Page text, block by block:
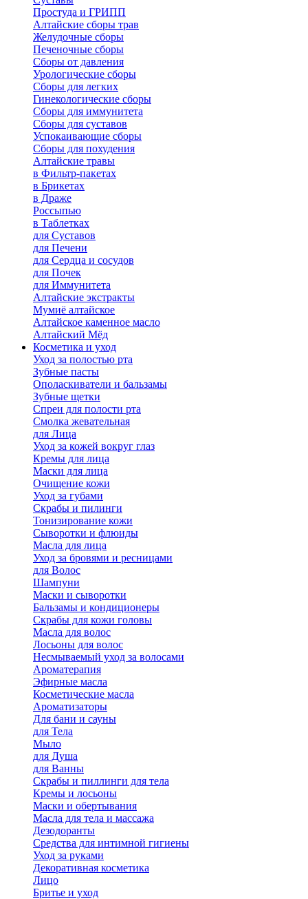
Простуда и ГРИПП
Алтайские сборы трав
Желудочные сборы
Печеночные сборы
Сборы от давления
Урологические сборы
Сборы для легких
Гинекологические сборы
Сборы для иммунитета
Сборы для суставов
Успокаивающие сборы
Сборы для похудения
Алтайские травы
в Фильтр-пакетах
в Брикетах
в Драже
Россыпью
в Таблетках
для Cуставов
для Печени
для Сердца и сосудов
для Почек
для Иммунитета
Алтайские экстракты
Мумиё алтайское
Алтайское каменное масло
Алтайский Мёд
Косметика и уход
Уход за полостью рта
Зубные пасты
Ополаскиватели и бальзамы
Зубные щетки
Спреи для полости рта
Смолка жевательная
для Лица
Уход за кожей вокруг глаз
Кремы для лица
Маски для лица
Очищение кожи
Уход за губами
Скрабы и пилинги
Тонизирование кожи
Сыворотки и флюиды
Масла для лица
Уход за бровями и ресницами
для Волос
Шампуни
Маски и сыворотки
Бальзамы и кондиционеры
Скрабы для кожи головы
Масла для волос
Лосьоны для волос
Несмываемый уход за волосами
Ароматерапия
Эфирные масла
Косметические масла
Ароматизаторы
Для бани и сауны
для Тела
Мыло
для Душа
для Ванны
Скрабы и пиллинги для тела
Кремы и лосьоны
Маски и обертывания
Масла для тела и массажа
Дезодоранты
Средства для интимной гигиены
Уход за руками
Декоративная косметика
Лицо
Бритье и уход